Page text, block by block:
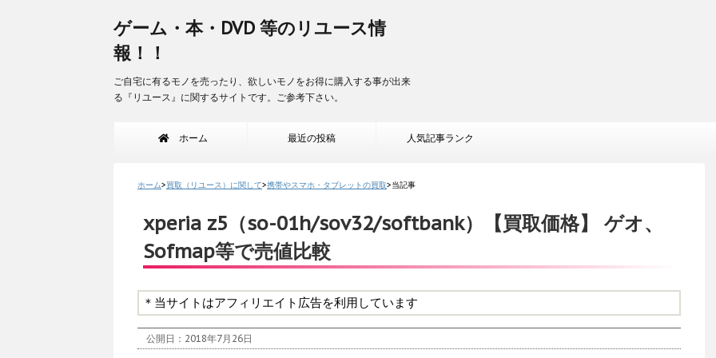
ゲーム・本・DVD 等のリユース情
報！！
ご自宅に有るモノを売ったり、欲しいモノをお得に購入する事が出来
る『リユース』に関するサイトです。ご参考下さい。
ホーム 最近の投稿 人気記事ランク
ホーム>買取（リユース）に関して>携帯やスマホ・タブレットの買取>当記事
xperia z5（so-01h/sov32/softbank）【買取価格】 ゲオ、
Sofmap等で売値比較
＊当サイトはアフィリエイト広告を利用しています
公開日： 2018年7月26日